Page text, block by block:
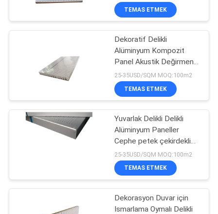
HPL Kompozit Panel
Porselen Petek
Paneller
10
TEMAS ETMEK
Dekoratif Delikli
Alüminyum Kompozit
Panel Akustik Değirmen
Finish Yüzey
25-35USD/SQM MOQ:100m2
TEMAS ETMEK
Yuvarlak Delikli Delikli
Alüminyum Paneller
Cephe petek çekirdekli
Ses Isı Yalıtımı
25-35USD/SQM MOQ:100m2
TEMAS ETMEK
Dekorasyon Duvar için
Ismarlama Oymalı Delikli